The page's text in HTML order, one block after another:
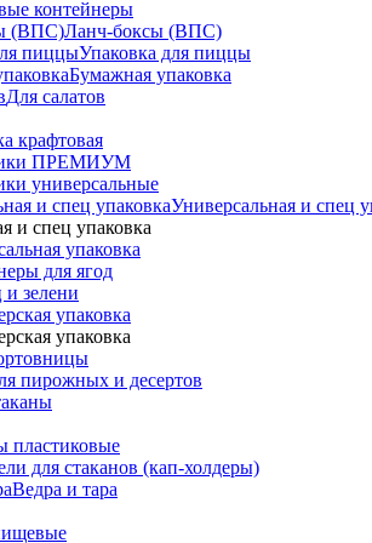
контейнеры
Ланч-боксы (ВПС)
Упаковка для пиццы
Бумажная упаковка
Для салатов
крафтовая
ПРЕМИУМ
универсальные
Универсальная и спец
и спец упаковка
упаковка
для ягод
и зелени
упаковка
упаковка
пирожных и десертов
пластиковые
для стаканов (кап-холдеры)
Ведра и тара